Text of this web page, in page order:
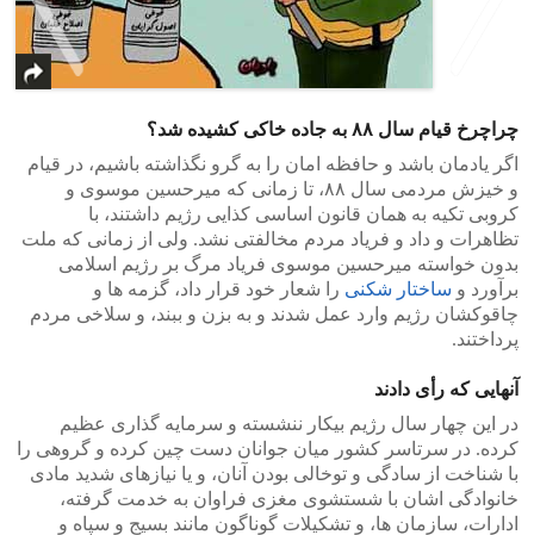
چراچرخ قیام سال ۸۸ به جاده خاکی کشیده شد؟
اگر یادمان باشد و حافظه امان را به گرو نگذاشته باشیم، در قیام
و خیزش مردمی سال ۸۸، تا زمانی که میرحسین موسوی و
کروبی تکیه به همان قانون اساسی کذایی رژیم داشتند، با
تظاهرات و داد و فریاد مردم مخالفتی نشد. ولی از زمانی که ملت
بدون خواسته میرحسین موسوی فریاد مرگ بر رژیم اسلامی
برآورد و ساختار شکنی را شعار خود قرار داد، گزمه ها و
چاقوکشان رژیم وارد عمل شدند و به بزن و ببند، و سلاخی مردم
پرداختند.
آنهایی که رأی دادند
در این چهار سال رژیم بیکار ننشسته و سرمایه گذاری عظیم
کرده. در سرتاسر کشور میان جوانان دست چین کرده و گروهی را
با شناخت از سادگی و توخالی بودن آنان، و یا نیازهای شدید مادی
خانوادگی اشان با شستشوی مغزی فراوان به خدمت گرفته،
ادارات، سازمان ها، و تشکیلات گوناگون مانند بسیج و سپاه و
<